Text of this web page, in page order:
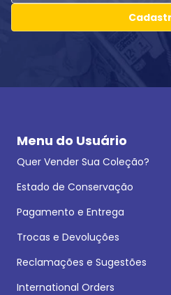
Menu do Usuário
Quer Vender Sua Coleção?
Estado de Conservação
Pagamento e Entrega
Trocas e Devoluções
Reclamações e Sugestões
International Orders